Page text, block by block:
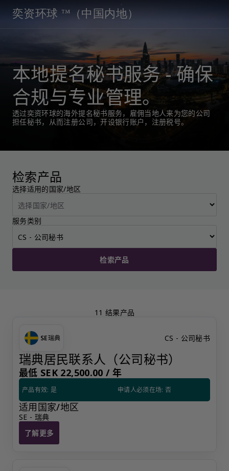
奕资环球 ™（中国内地）
本地提名秘书服务 - 确保
合规与专业管理。
透过奕资环球的海外提名秘书服务，雇佣当地人来为您的公司
担任秘书，从而注册公司，开设银行账户，注册税号。
检索产品
选择适用的国家/地区
服务类别
检索产品
11 结果产品
SE瑞典 CS - 公司秘书
瑞典居民联系人（公司秘书）
最低 SEK 22,500.00 / 年
产品有效: 是 申请人必须在场: 否
适用国家/地区
SE - 瑞典
了解更多
瑞典居民联系人（公司秘书）